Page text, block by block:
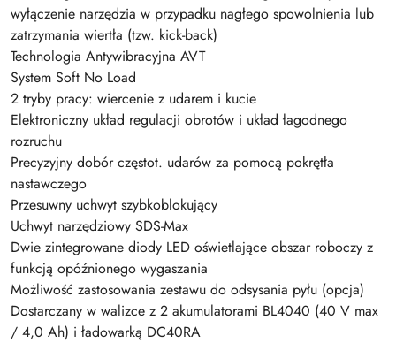
wyłączenie narzędzia w przypadku nagłego spowolnienia lub
zatrzymania wiertła (tzw. kick-back)
Technologia Antywibracyjna AVT
System Soft No Load
2 tryby pracy: wiercenie z udarem i kucie
Elektroniczny układ regulacji obrotów i układ łagodnego
rozruchu
Precyzyjny dobór częstot. udarów za pomocą pokrętła
nastawczego
Przesuwny uchwyt szybkoblokujący
Uchwyt narzędziowy SDS-Max
Dwie zintegrowane diody LED oświetlające obszar roboczy z
funkcją opóźnionego wygaszania
Możliwość zastosowania zestawu do odsysania pyłu (opcja)
Dostarczany w walizce z 2 akumulatorami BL4040 (40 V max
/ 4,0 Ah) i ładowarką DC40RA